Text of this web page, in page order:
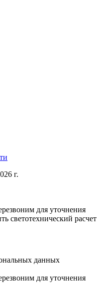
г.
для уточнения
светотехнический расчет
данных
для уточнения